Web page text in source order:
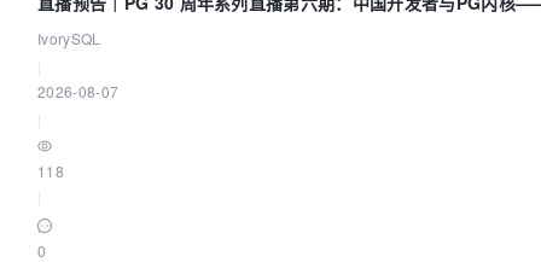
IvorySQL
2026-08-07
118
0